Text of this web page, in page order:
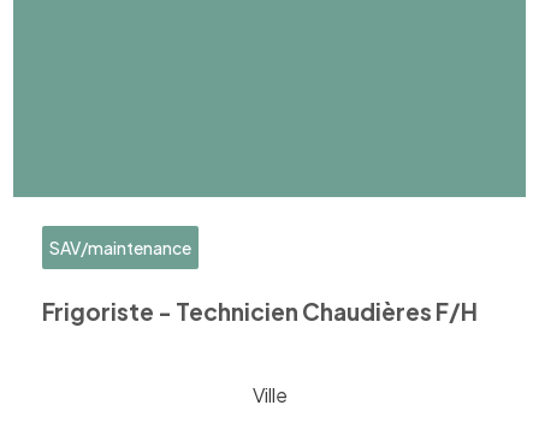
SAV/maintenance
Frigoriste - Technicien Chaudières F/H
Ville